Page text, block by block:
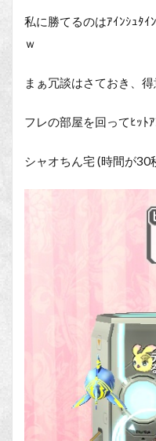
私に勝てるのはｱｲﾝｼｭﾀｲ
ｗ
まぁ冗談はさておき、
フレの部屋を回ってﾋｯﾄ
シャオちん宅 (時間が30